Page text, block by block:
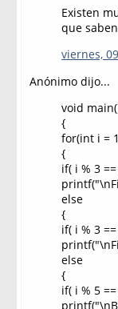
Existen
que
viernes,
Anónimo dijo...
void
{
for(int i =
{
if( i % 3
else
{
if( i % 3
else
{
if( i % 5